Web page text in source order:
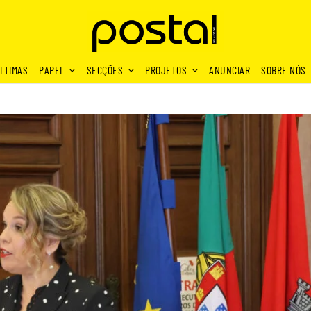
PAPEL SECÇÕES PROJETOS ANUNCIAR SOBRE NÓS